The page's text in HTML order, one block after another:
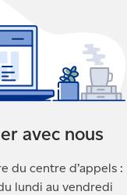
avec nous
du centre d’appels :
lundi au vendredi